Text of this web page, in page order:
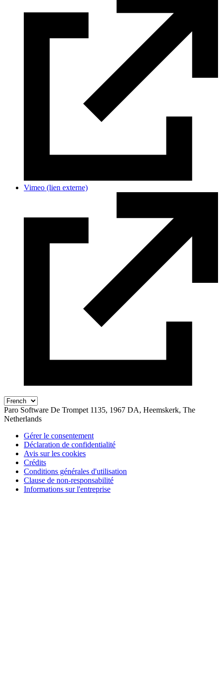
Vimeo (lien externe)
Paro Software De Trompet 1135, 1967 DA, Heemskerk, The
Netherlands
Gérer le consentement
Déclaration de confidentialité
Avis sur les cookies
Crédits
Conditions générales d'utilisation
Clause de non-responsabilité
Informations sur l'entreprise